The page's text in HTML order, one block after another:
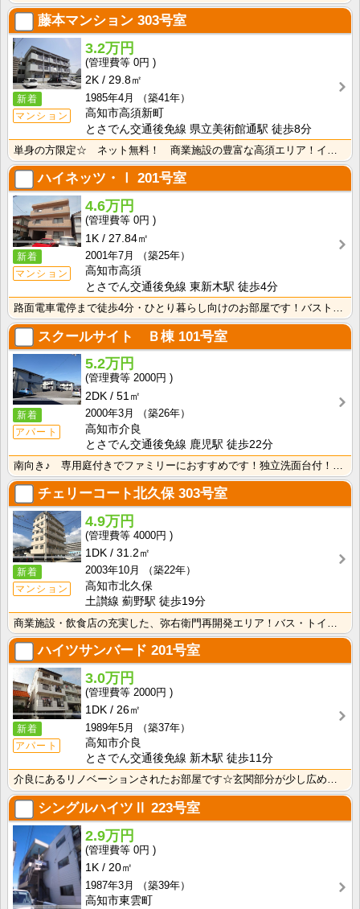
藤本マンション 303号室
新着
マンション
3.2万円
0円
2K
29.8㎡
1985年4月
（築41年）
高知市高須新町
とさでん交通後免線 県立美術館通駅 徒歩8分
ハイネッツ・Ⅰ 201号室
新着
マンション
4.6万円
0円
1K
27.84㎡
2001年7月
（築25年）
高知市高須
とさでん交通後免線 東新木駅 徒歩4分
スクールサイト Ｂ棟 101号室
新着
アパート
5.2万円
2000円
2DK
51㎡
2000年3月
（築26年）
高知市介良
とさでん交通後免線 鹿児駅 徒歩22分
チェリーコート北久保 303号室
新着
マンション
4.9万円
4000円
1DK
31.2㎡
2003年10月
（築22年）
高知市北久保
土讃線 薊野駅 徒歩19分
ハイツサンバード 201号室
新着
アパート
3.0万円
2000円
1DK
26㎡
1989年5月
（築37年）
高知市介良
とさでん交通後免線 新木駅 徒歩11分
介良にあるリノベーションされたお部屋です☆玄関部分が少し広めです♪ 各階お部屋は２世帯ずつです！
シングルハイツⅡ 223号室
2.9万円
0円
1K
20㎡
1987年3月
（築39年）
高知市東雲町